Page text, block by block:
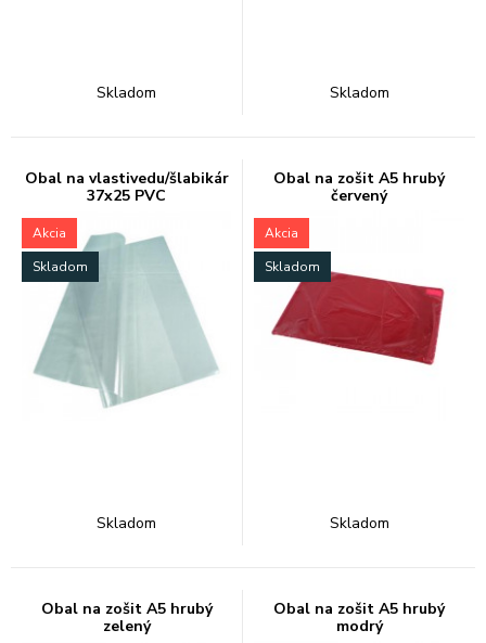
Skladom Skladom
Obal na vlastivedu/šlabikár
37x25 PVC
Akcia
Skladom
Skladom
Obal na zošit A5 hrubý
červený
Akcia
Skladom
Skladom
Obal na zošit A5 hrubý
zelený
Obal na zošit A5 hrubý
modrý